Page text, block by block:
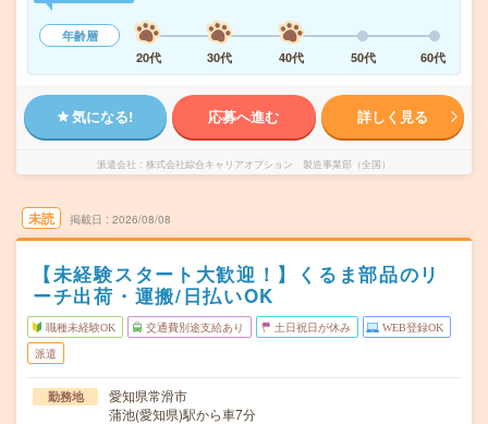
年齢層
20代
30代 40代 50代 60代
気になる! 応募へ進む 詳しく見る
派遣会社 株式会社綜合キャリアオプション 製造事業部（全国）
未読 掲載日 2026/08/08
【未経験スタート大歓迎！】くるま部品のリ
ーチ出荷・運搬/日払いOK
職種未経験OK 交通費別途支給あり 土日祝日が休み WEB登録OK
派遣
勤務地
愛知県常滑市
蒲池(愛知県)駅から車7分